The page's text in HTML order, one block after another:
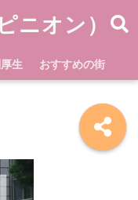
ニオン）
生 おすすめの街